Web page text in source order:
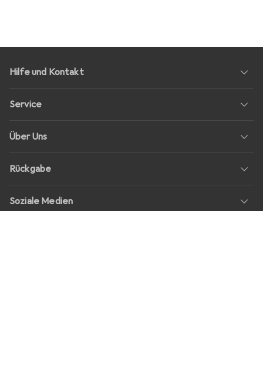
Hilfe und Kontakt
Service
Über Uns
Rückgabe
Soziale Medien